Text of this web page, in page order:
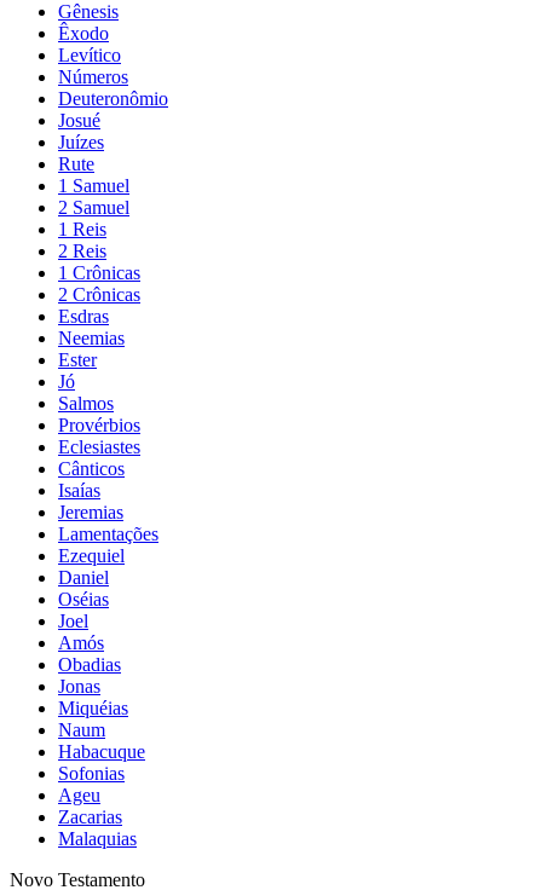
Gênesis
Êxodo
Levítico
Números
Deuteronômio
Josué
Juízes
Rute
1 Samuel
2 Samuel
1 Reis
2 Reis
1 Crônicas
2 Crônicas
Esdras
Neemias
Ester
Jó
Salmos
Provérbios
Eclesiastes
Cânticos
Isaías
Jeremias
Lamentações
Ezequiel
Daniel
Oséias
Joel
Amós
Obadias
Jonas
Miquéias
Naum
Habacuque
Sofonias
Ageu
Zacarias
Malaquias
Novo Testamento